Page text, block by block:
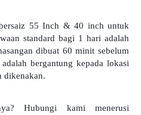
55 Inch & 40 inch untuk
standard bagi 1 hari adalah
dibuat 60 minit sebelum
bergantung kepada lokasi
dikenakan.
Hubungi kami menerusi